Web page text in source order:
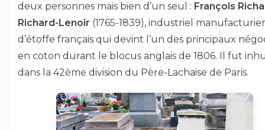
deux personnes mais bien d’un seul : François
Richard-Lenoir (1765-1839), industriel manufacturier
d’étoffe français qui devint l’un des principaux
en coton durant le blocus anglais de 1806. Il fut
dans la 42ème division du Père-Lachaise de Paris.